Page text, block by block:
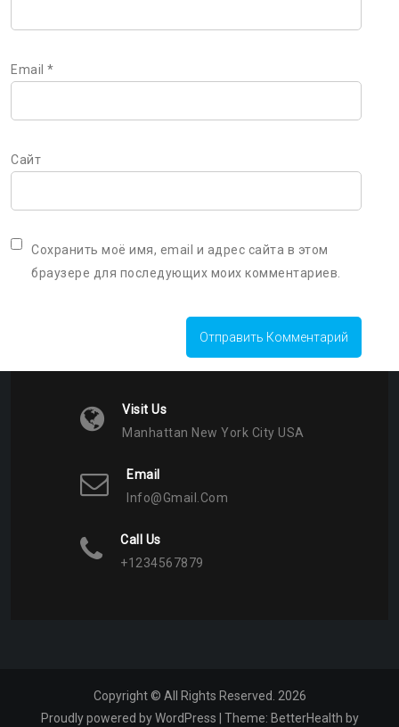
Email *
Сайт
Сохранить моё имя, email и адрес сайта в этом
браузере для последующих моих комментариев.
Visit Us
Manhattan New York City USA
Email
Info@gmail.com
Call Us
+1234567879
Copyright © All Rights Reserved. 2026
Proudly powered by WordPress
Theme: BetterHealth by